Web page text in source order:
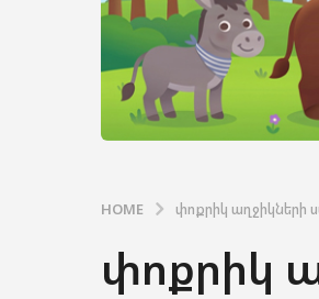
HOME փոքրիկ աղջիկների
փոքրիկ